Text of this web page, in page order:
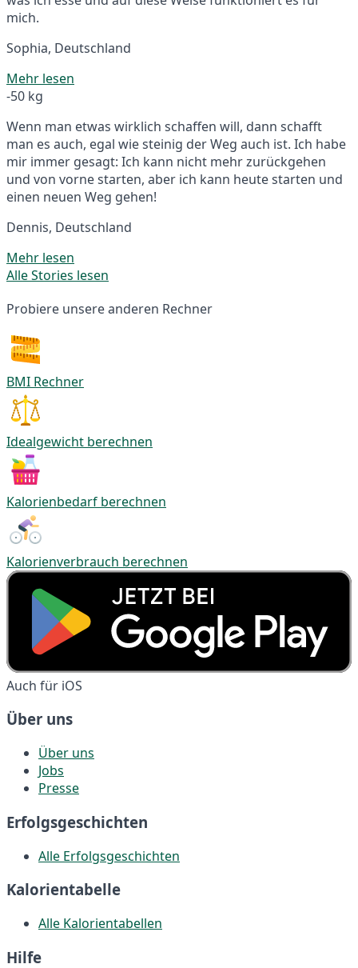
mich.
Sophia, Deutschland
Mehr lesen
-50 kg
Wenn man etwas wirklich schaffen will, dann schafft
man es auch, egal wie steinig der Weg auch ist. Ich habe
mir immer gesagt: Ich kann nicht mehr zurückgehen
und von vorne starten, aber ich kann heute starten und
einen neuen Weg gehen!
Dennis, Deutschland
Mehr lesen
Alle Stories lesen
Probiere unsere anderen Rechner
BMI Rechner
Idealgewicht berechnen
Kalorienbedarf berechnen
Kalorienverbrauch berechnen
Auch für iOS
Über uns
Über uns
Jobs
Presse
Erfolgsgeschichten
Alle Erfolgsgeschichten
Kalorientabelle
Alle Kalorientabellen
Hilfe